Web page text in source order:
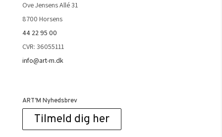
Ove Jensens Allé 31
8700 Horsens
44 22 95 00
CVR: 36055111
info@art-m.dk
ART’M Nyhedsbrev
Tilmeld dig her